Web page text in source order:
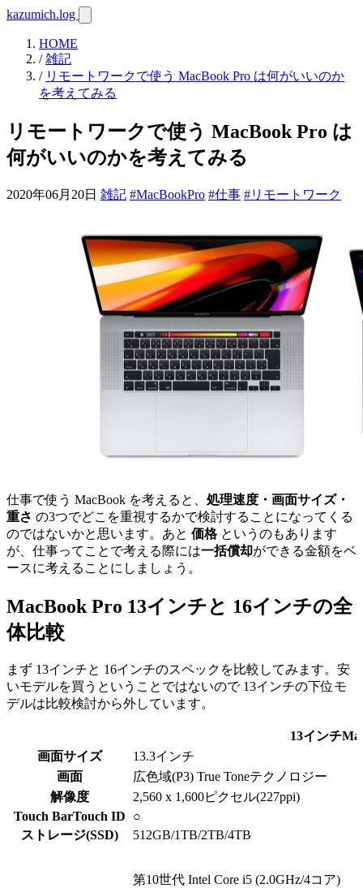
kazumich.log
HOME
/雑記
/ リモートワークで使う MacBook Pro は何がいいのか
を考えてみる
リモートワークで使う MacBook Pro は
何がいいのかを考えてみる
2020年06月20日 雑記 #MacBookPro #仕事 #リモートワーク
仕事で使う MacBook を考えると、 処理速度・画面サイズ・
重さ の3つでどこを重視するかで検討することになってくる
のではないかと思います。あと 価格というのもあります
が、仕事ってことで考える際には一括償却ができる金額をベ
ースに考えることにしましょう。
MacBook Pro 13インチと 16インチの全
体比較
まず 13インチと 16インチのスペックを比較してみます。安
いモデルを買うということではないので 13インチの下位モ
デルは比較検討から外しています。
13インチ
画面サイズ
13.3インチ
画面
広色域(P3) True Toneテクノロジー
解像度
2,560 x 1,600ピクセル(227ppi)
Touch BarTouch ID
○
ストレージ(SSD)
512GB/1TB/2TB/4TB
第10世代 Intel Core i5 (2.0GHz/4コア)